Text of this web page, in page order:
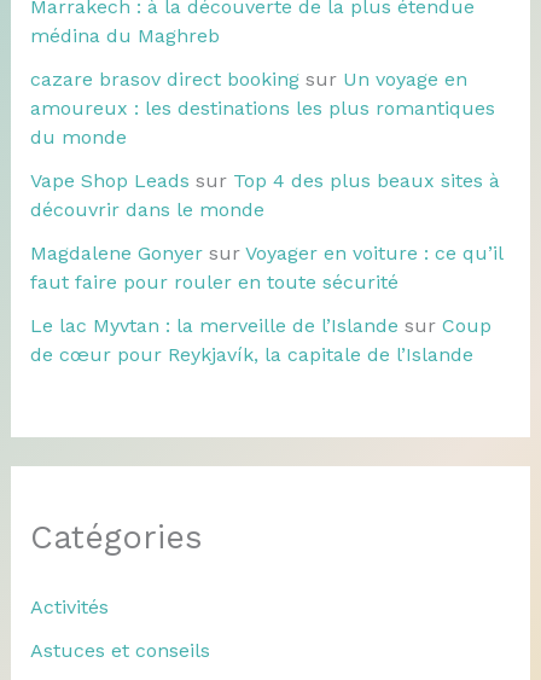
Marrakech : à la découverte de la plus étendue
médina du Maghreb
cazare brasov direct bookingsur Un voyage en
amoureux : les destinations les plus romantiques
du monde
Vape Shop Leads sur Top 4 des plus beaux sites à
découvrir dans le monde
Magdalene Gonyersur Voyager en voiture : ce qu’il
faut faire pour rouler en toute sécurité
Le lac Myvtan : la merveille de l’Islande sur Coup
de cœur pour Reykjavík, la capitale de l’Islande
Catégories
Activités
Astuces et conseils